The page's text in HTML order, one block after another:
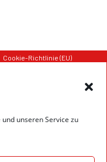
unseren Service zu
Cookie-Richtlinie (EU)